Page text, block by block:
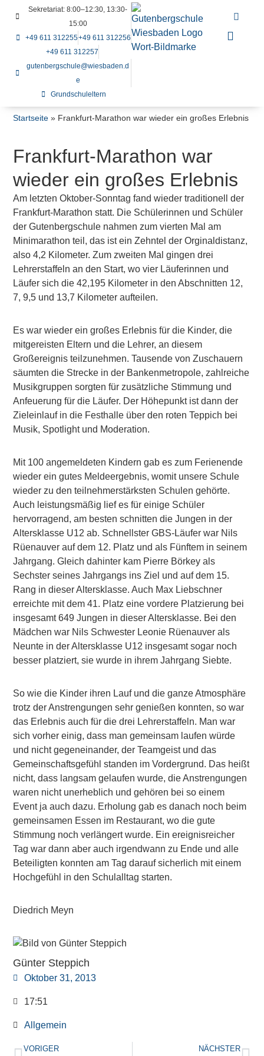
Sekretariat: 8:00–12:30, 13:30-
15:00
+49 611 312255+49 611 312256
+49 611 312257
gutenbergschule@wiesbaden.d
e
Grundschuleltern
Startseite » Frankfurt-Marathon war wieder ein großes Erlebnis
Frankfurt-Marathon war
wieder ein großes Erlebnis
Am letzten Oktober-Sonntag fand wieder traditionell der
Frankfurt-Marathon statt. Die Schülerinnen und Schüler
der Gutenbergschule nahmen zum vierten Mal am
Minimarathon teil, das ist ein Zehntel der Orginaldistanz,
also 4,2 Kilometer. Zum zweiten Mal gingen drei
Lehrerstaffeln an den Start, wo vier Läuferinnen und
Läufer sich die 42,195 Kilometer in den Abschnitten 12,
7, 9,5 und 13,7 Kilometer aufteilen.
Es war wieder ein großes Erlebnis für die Kinder, die
mitgereisten Eltern und die Lehrer, an diesem
Großereignis teilzunehmen. Tausende von Zuschauern
säumten die Strecke in der Bankenmetropole, zahlreiche
Musikgruppen sorgten für zusätzliche Stimmung und
Anfeuerung für die Läufer. Der Höhepunkt ist dann der
Zieleinlauf in die Festhalle über den roten Teppich bei
Musik, Spotlight und Moderation.
Mit 100 angemeldeten Kindern gab es zum Ferienende
wieder ein gutes Meldeergebnis, womit unsere Schule
wieder zu den teilnehmerstärksten Schulen gehörte.
Auch leistungsmäßig lief es für einige Schüler
hervorragend, am besten schnitten die Jungen in der
Altersklasse U12 ab. Schnellster GBS-Läufer war Nils
Rüenauver auf dem 12. Platz und als Fünftem in seinem
Jahrgang. Gleich dahinter kam Pierre Börkey als
Sechster seines Jahrgangs ins Ziel und auf dem 15.
Rang in dieser Altersklasse. Auch Max Liebschner
erreichte mit dem 41. Platz eine vordere Platzierung bei
insgesamt 649 Jungen in dieser Altersklasse. Bei den
Mädchen war Nils Schwester Leonie Rüenauver als
Neunte in der Altersklasse U12 insgesamt sogar noch
besser platziert, sie wurde in ihrem Jahrgang Siebte.
So wie die Kinder ihren Lauf und die ganze Atmosphäre
trotz der Anstrengungen sehr genießen konnten, so war
das Erlebnis auch für die drei Lehrerstaffeln. Man war
sich vorher einig, dass man gemeinsam laufen würde
und nicht gegeneinander, der Teamgeist und das
Gemeinschaftsgefühl standen im Vordergrund. Das heißt
nicht, dass langsam gelaufen wurde, die Anstrengungen
waren nicht unerheblich und gehören bei so einem
Event ja auch dazu. Erholung gab es danach noch beim
gemeinsamen Essen im Restaurant, wo die gute
Stimmung noch verlängert wurde. Ein ereignisreicher
Tag war dann aber auch irgendwann zu Ende und alle
Beteiligten konnten am Tag darauf sicherlich mit einem
Hochgefühl in den Schulalltag starten.
Diedrich Meyn
Günter Steppich
Oktober 31, 2013
17:51
Allgemein
VORIGER NÄCHSTER